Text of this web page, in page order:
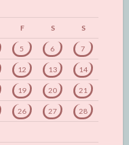
F S S
5 6 7
12 13 14
19 20 21
26 27 28